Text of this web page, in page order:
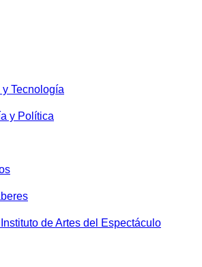
Tecnología
y Política
de Artes del Espectáculo